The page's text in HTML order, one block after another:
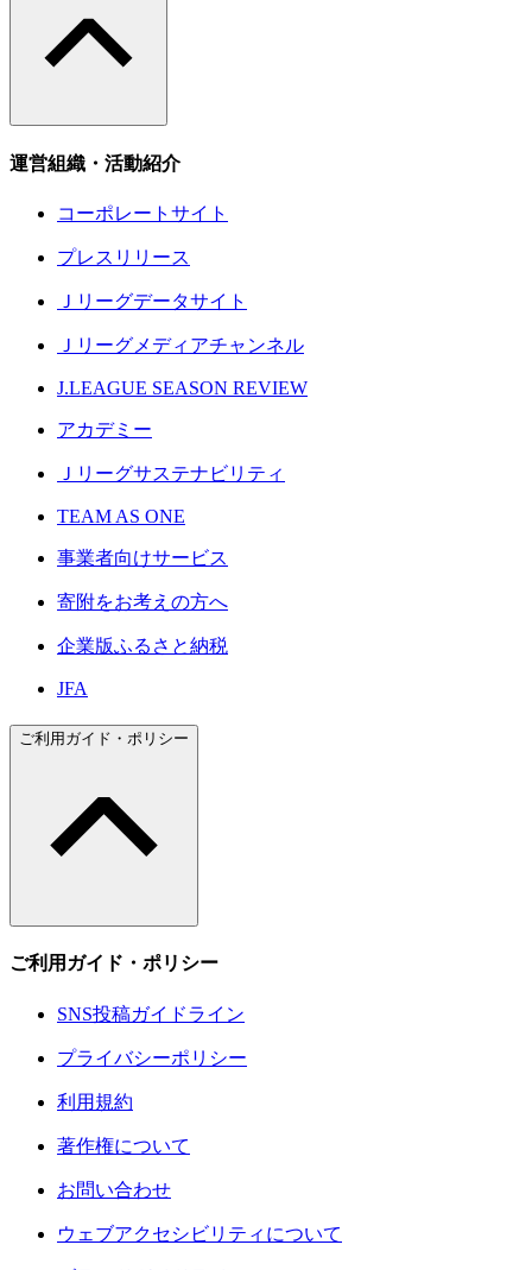
運営組織・活動紹介
コーポレートサイト
プレスリリース
Ｊリーグデータサイト
Ｊリーグメディアチャンネル
J.LEAGUE SEASON REVIEW
アカデミー
Ｊリーグサステナビリティ
TEAM AS ONE
事業者向けサービス
寄附をお考えの方へ
企業版ふるさと納税
JFA
ご利用ガイド・ポリシー
ご利用ガイド・ポリシー
SNS投稿ガイドライン
プライバシーポリシー
利用規約
著作権について
お問い合わせ
ウェブアクセシビリティについて